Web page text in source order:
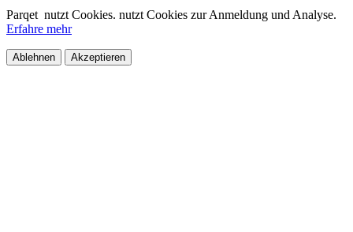
Parqet nutzt Cookies. nutzt Cookies zur Anmeldung und Analyse.
Erfahre mehr
Ablehnen Akzeptieren